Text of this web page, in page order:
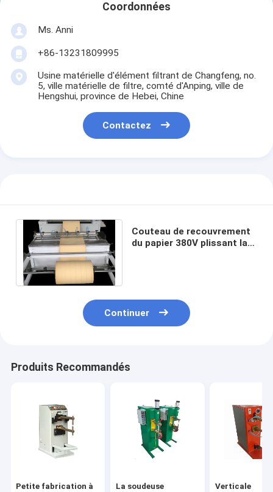
Coordonnées
Ms. Anni
+86-13231809995
Usine matérielle d'élément filtrant de Changfeng, no.
5, ville matérielle de filtre, comté d'Anping, ville de
Hengshui, province de Hebei, Chine
Contactez
Couteau de recouvrement
du papier 380V plissant la
Continuer
Produits Recommandés
Petite fabrication à
La soudeuse
Verticale